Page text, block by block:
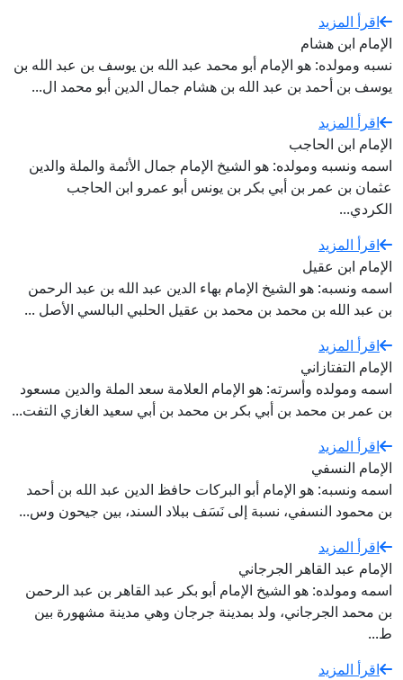
اقرأ المزيد
الإمام ابن هشام
نسبه ومولده: هو الإمام أبو محمد عبد الله بن يوسف بن عبد الله بن
يوسف بن أحمد بن عبد الله بن هشام جمال الدين أبو محمد ال...
اقرأ المزيد
الإمام ابن الحاجب
اسمه ونسبه ومولده: هو الشيخ الإمام جمال الأئمة والملة والدين
عثمان بن عمر بن أبي بكر بن يونس أبو عمرو ابن الحاجب
الكردي...
اقرأ المزيد
الإمام ابن عقيل
اسمه ونسبه: هو الشيخ الإمام بهاء الدين عبد الله بن عبد الرحمن
بن عبد الله بن محمد بن محمد بن عقيل الحلبي البالسي الأصل ...
اقرأ المزيد
الإمام التفتازاني
اسمه ومولده وأسرته: هو الإمام العلامة سعد الملة والدين مسعود
بن عمر بن محمد بن أبي بكر بن محمد بن أبي سعيد الغازي التفت...
اقرأ المزيد
الإمام النسفي
اسمه ونسبه: هو الإمام أبو البركات حافظ الدين عبد الله بن أحمد
بن محمود النسفي، نسبة إلى نَسَف ببلاد السند، بين جيحون وس...
اقرأ المزيد
الإمام عبد القاهر الجرجاني
اسمه ومولده: هو الشيخ الإمام أبو بكر عبد القاهر بن عبد الرحمن
بن محمد الجرجاني، ولد بمدينة جرجان وهي مدينة مشهورة بين
ط...
اقرأ المزيد